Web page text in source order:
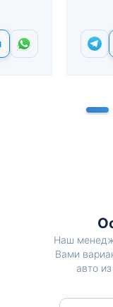
Наш
Вами
авто